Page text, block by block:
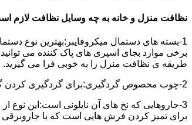
نظافت منزل و خانه به چه وسایل نظافت لازم
1-بسته های دستمال میکروفایبر:بهترین نوع
برخی موارد بجای اسپری های پاک کننده می
طریقه ی نظافت منزل را به خوبی فرا می گیرید.
2-چوب مخصوص گردگیری:برای گردگیری کردن گوشه های بلند و کناره هایی که دسترسی به آن سخت است استفاده می شود بهتر از در سر این چوب یک دستمال میکروفایبر وصل کنید.
3-جاروهایی که نخ های آن نایلونی است:این نوع
برای تمیز کردن فرش هایی است که با جاروبرقی